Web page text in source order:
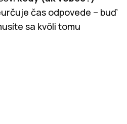
čas odpovede – buď
sa kvôli tomu